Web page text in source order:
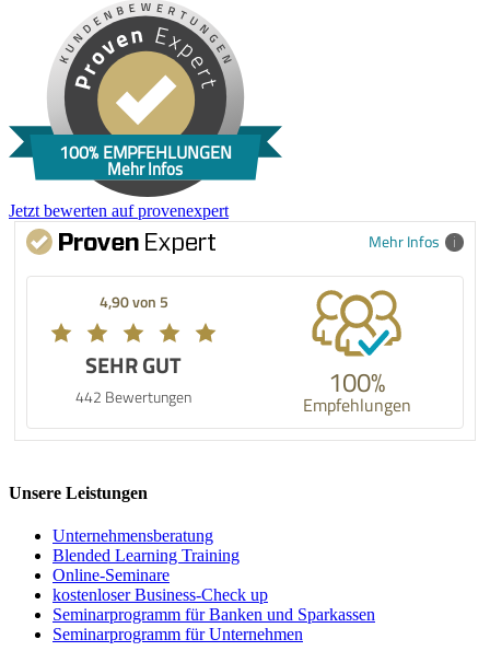
100% EMPFEHLUNGEN
Mehr Infos
Jetzt bewerten auf provenexpert
Mehr Infos
4,90 von 5
SEHR GUT
442 Bewertungen 100%
Empfehlungen
Unsere Leistungen
Unternehmens­beratung
Blended Learning Training
Online-Seminare
kostenloser Business-Check up
Seminarprogramm für Banken und Sparkassen
Seminarprogramm für Unternehmen